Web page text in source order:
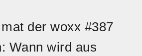
der woxx #387
Wann wird aus